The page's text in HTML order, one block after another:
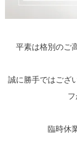
平素は格別のご
誠に勝手ではござ
臨時休